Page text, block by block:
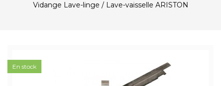
Vidange Lave-linge / Lave-vaisselle ARISTON
En stock